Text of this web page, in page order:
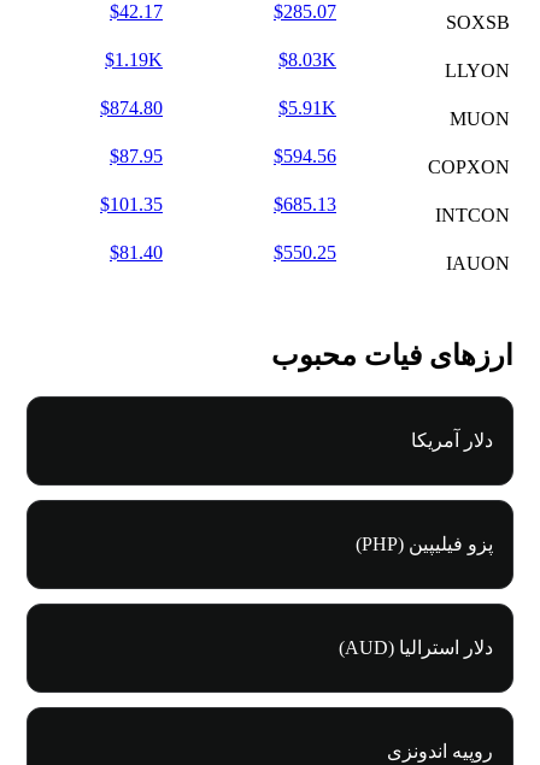
SOXSB
$285.07
$42.17
LLYON
$8.03K
$1.19K
MUON
$5.91K
$874.80
COPXON
$594.56
$87.95
INTCON
$685.13
$101.35
IAUON
$550.25
$81.40
ارزهای فیات محبوب
دلار آمریکا
پزو فیلیپین (PHP)
دلار استرالیا (AUD)
روپیه اندونزی